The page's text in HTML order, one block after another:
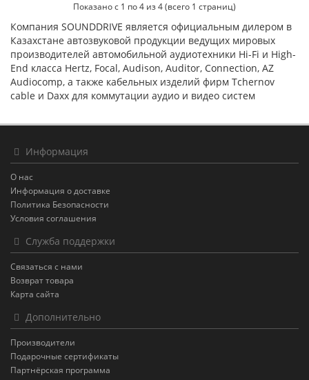
Показано с 1 по 4 из 4 (всего 1 страниц)
Компания SOUNDDRIVE является официальным дилером в
Казахстане автозвуковой продукции ведущих мировых
производителей автомобильной аудиотехники Hi-Fi и High-
End класса Hertz, Focal, Audison, Auditor, Connection, AZ
Audiocomp, а также кабельных изделий фирм Tchernov
cable и Daxx для коммутации аудио и видео систем
Информация
О нас
Информация о доставке
Политика Безопасности
Условия соглашения
Служба поддержки
Связаться с нами
Возврат товара
Карта сайта
Дополнительно
Производители
Подарочные сертификаты
Партнёрская программа